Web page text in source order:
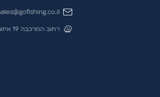
רחוב המרכבה 19 איזור התעשייה חולון